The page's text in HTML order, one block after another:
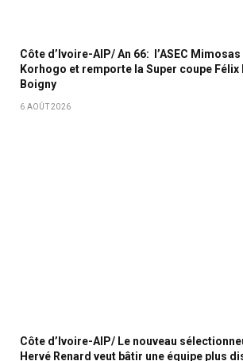
Côte d’Ivoire-AIP/ An 66: l’ASEC
Korhogo et remporte la Super coupe Félix
Boigny
6 AOÛT 2026
Côte d’Ivoire-AIP/ Le nouveau
Hervé Renard veut bâtir une équipe plus